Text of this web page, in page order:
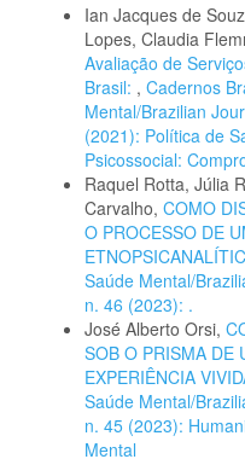
Ian Jacques de
Lopes, Claudia
Avaliação de
Brasil: , Cadernos
Mental/Brazilian
(2021): Política de
Psicossocial:
Raquel Rotta, Júlia
Carvalho, COMO
O PROCESSO DE
Saúde Mental/
n. 46 (2023): .
José Alberto Orsi,
SOB O PRISMA DE
EXPERIÊNCIA
Saúde Mental/
n. 45 (2023):
Mental